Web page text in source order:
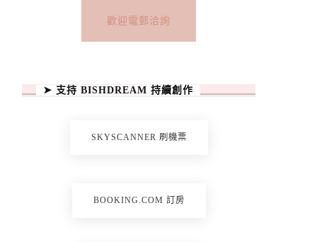
歡迎電郵洽詢
➤ 支持 BISHDREAM 持續創作
SKYSCANNER 刷機票
BOOKING.COM 訂房